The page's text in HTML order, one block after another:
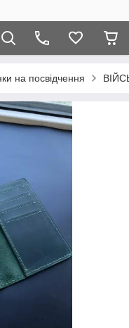
на посвідчення